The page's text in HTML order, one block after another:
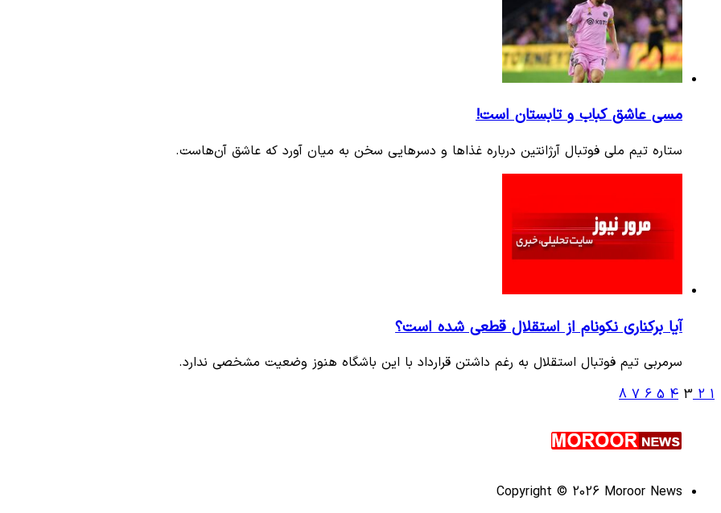
مسی عاشق کباب و تابستان است!
ستاره تیم ملی فوتبال آرژانتین درباره غذاها و دسرهایی سخن به میان آورد که عاشق آن‌هاست.
آیا برکناری نکونام از استقلال قطعی شده است؟
سرمربی تیم فوتبال استقلال به رغم داشتن قرارداد با این باشگاه هنوز وضعیت مشخصی ندارد.
1
2
3
4
5
6
7
8
Copyright © 2026 Moroor News